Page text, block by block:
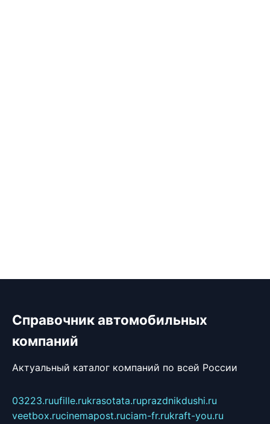
Справочник автомобильных
компаний
Актуальный каталог компаний по всей России
03223.ruufille.rukrasotata.ruprazdnikdushi.ru
veetbox.rucinemapost.ruciam-fr.rukraft-you.ru